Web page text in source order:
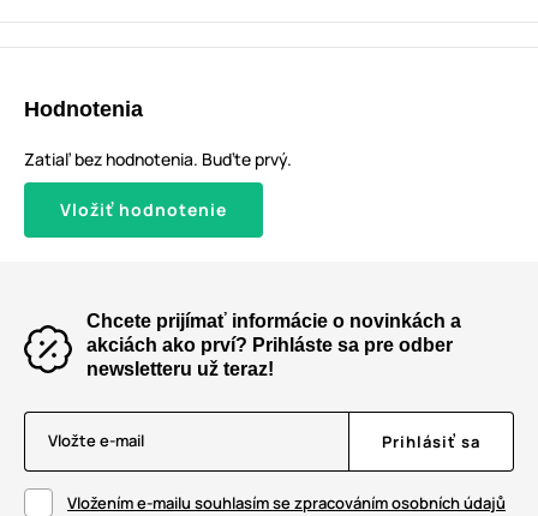
Hodnotenia
Zatiaľ bez hodnotenia. Buďte prvý.
Vložiť hodnotenie
Chcete prijímať informácie o novinkách a
akciách ako prví? Prihláste sa pre odber
newsletteru už teraz!
Vložte e-mail Prihlásiť sa
Vložením e-mailu souhlasím se zpracováním osobních údajů